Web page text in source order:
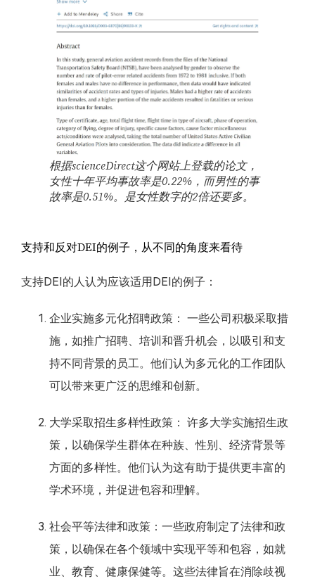
根据scienceDirect这个网站上登载的论文，
女性十年平均事故率是0.22%，而男性的事
故率是0.51%。是女性数字的2倍还要多。
支持和反对DEI的例子，从不同的角度来看待
支持DEI的人认为应该适用DEI的例子：
企业实施多元化招聘政策： 一些公司积极采取措
施，如推广招聘、培训和晋升机会，以吸引和支
持不同背景的员工。他们认为多元化的工作团队
可以带来更广泛的思维和创新。
大学采取招生多样性政策： 许多大学实施招生政
策，以确保学生群体在种族、性别、经济背景等
方面的多样性。他们认为这有助于提供更丰富的
学术环境，并促进包容和理解。
社会平等法律和政策：一些政府制定了法律和政
策，以确保在各个领域中实现平等和包容，如就
业、教育、健康保健等。这些法律旨在消除歧视